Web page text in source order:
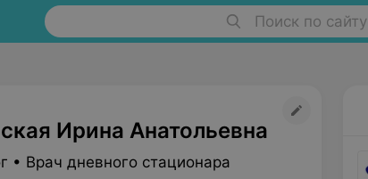
Поиск по сайту
Ирина Анатольевна
• Врач дневного стационара